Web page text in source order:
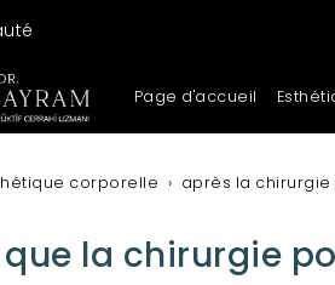
Page d'accueil
corporelle après la
la chirurgie